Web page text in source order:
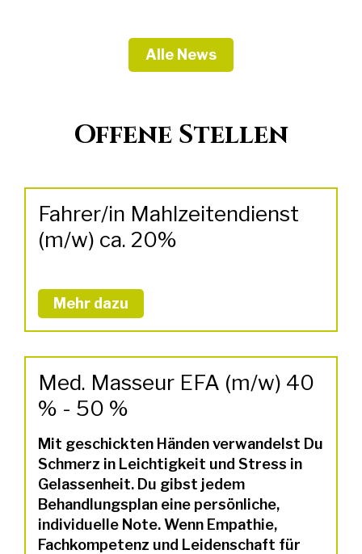
Alle News
Offene Stellen
Fahrer/in Mahlzeitendienst
(m/w) ca. 20%
Mehr dazu
Med. Masseur EFA (m/w) 40
% - 50 %
Mit geschickten Händen verwandelst Du
Schmerz in Leichtigkeit und Stress in
Gelassenheit. Du gibst jedem
Behandlungsplan eine persönliche,
individuelle Note. Wenn Empathie,
Fachkompetenz und Leidenschaft für